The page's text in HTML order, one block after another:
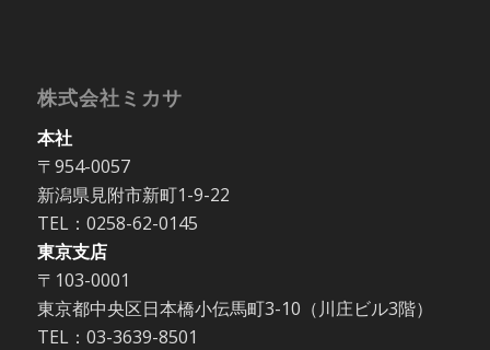
株式会社ミカサ
本社
〒954-0057
新潟県見附市新町1-9-22
TEL：0258-62-0145
東京支店
〒103-0001
東京都中央区日本橋小伝馬町3-10（川庄ビル3階）
TEL：03-3639-8501